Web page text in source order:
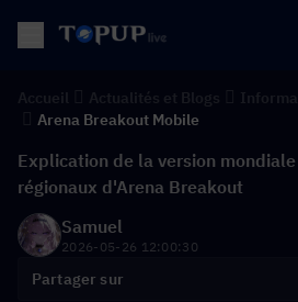
Arena Breakout Mobile
Explication de la version
régionaux d'Arena Breakout
Samuel
2026-05-26 12:00:30
Partager sur